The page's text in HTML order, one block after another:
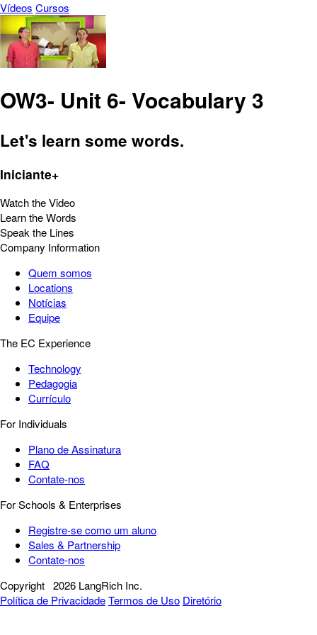
Vídeos Cursos
OW3- Unit 6- Vocabulary 3
Let's learn some words.
Iniciante+
Watch the Video
Learn the Words
Speak the Lines
Company Information
Quem somos
Locations
Notícias
Equipe
The EC Experience
Technology
Pedagogia
Currículo
For Individuals
Plano de Assinatura
FAQ
Contate-nos
For Schools & Enterprises
Registre-se como um aluno
Sales & Partnership
Contate-nos
Copyright 2026 LangRich Inc.
Política de PrivacidadeTermos de Uso Diretório